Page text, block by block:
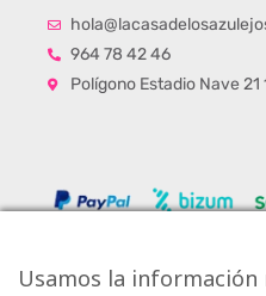
964 78 42 46
Polígono Estadio Nave
Usamos la